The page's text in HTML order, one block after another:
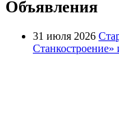
Объявления
31 июля 2026
Станкостроение»